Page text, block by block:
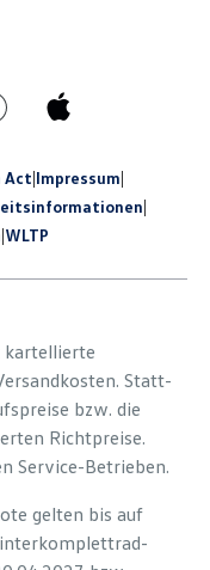
Act|Impressum|
|
|WLTP
kartellierte
Statt-
bzw. die
Richtpreise.
Service-Betrieben.
gelten bis auf